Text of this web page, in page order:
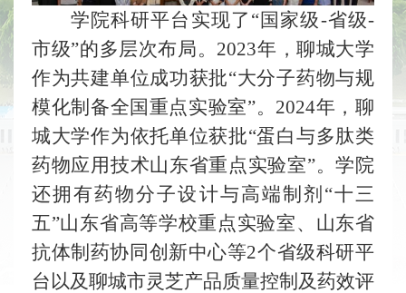
学院科研平台实现了“国家级-省级-
市级”的多层次布局。2023年，聊城大学
作为共建单位成功获批“大分子药物与规
模化制备全国重点实验室”。2024年，聊
城大学作为依托单位获批“蛋白与多肽类
药物应用技术山东省重点实验室”。学院
还拥有药物分子设计与高端制剂 “十三
五”山东省高等学校重点实验室、山东省
抗体制药协同创新中心等2个省级科研平
台以及聊城市灵芝产品质量控制及药效评